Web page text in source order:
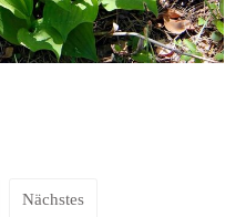
Nächstes